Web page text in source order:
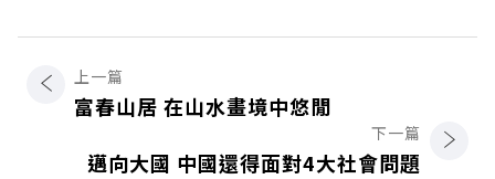
上一篇
富春山居 在山水畫境中悠閒
下一篇
邁向大國 中國還得面對4大社會問題